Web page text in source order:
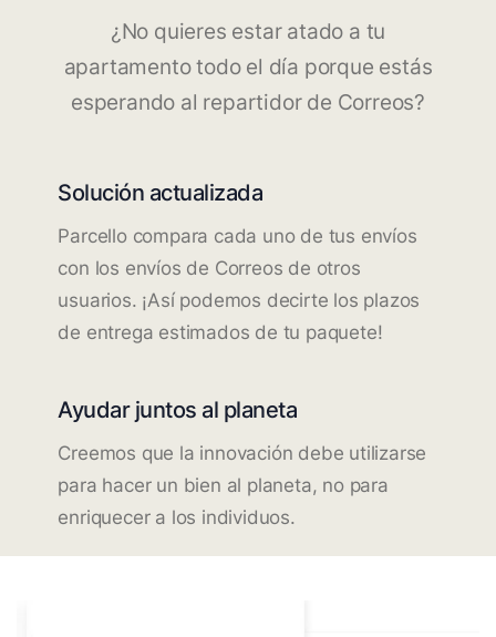
¿No quieres estar atado a tu
apartamento todo el día porque estás
esperando al repartidor de Correos?
Solución actualizada
Parcello compara cada uno de tus envíos
con los envíos de Correos de otros
usuarios. ¡Así podemos decirte los plazos
de entrega estimados de tu paquete!
Ayudar juntos al planeta
Creemos que la innovación debe utilizarse
para hacer un bien al planeta, no para
enriquecer a los individuos.